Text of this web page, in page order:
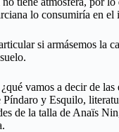
lo consumiría en el
si armásemos la
vamos a decir de las
y Esquilo,
de la talla de Anaïs